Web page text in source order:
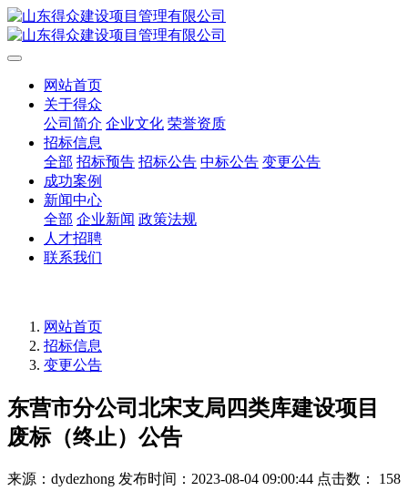
网站首页
关于得众
公司简介 企业文化 荣誉资质
招标信息
全部 招标预告 招标公告 中标公告 变更公告
成功案例
新闻中心
全部 企业新闻 政策法规
人才招聘
联系我们
网站首页
招标信息
变更公告
东营市分公司北宋支局四类库建设项目
废标（终止）公告
来源：dydezhong 发布时间：2023-08-04 09:00:44 点击数： 158